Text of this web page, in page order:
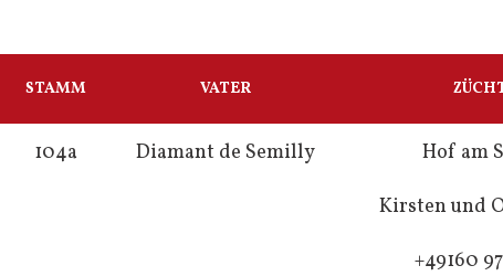
STAMM VATER
104a Diamant de Semilly
Hof am
Kirsten und
+49160